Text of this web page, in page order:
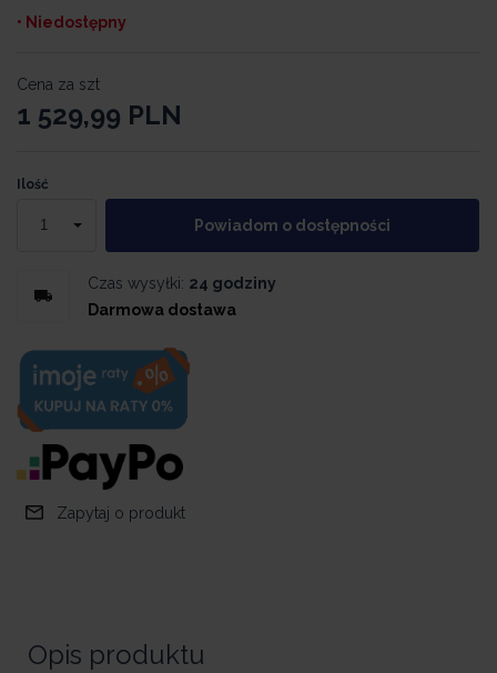
• Niedostępny
Cena za szt
1 529,99 PLN
Ilość
Powiadom o dostępności
Czas wysyłki: 24 godziny
Darmowa dostawa
Zapytaj o produkt
Opis produktu